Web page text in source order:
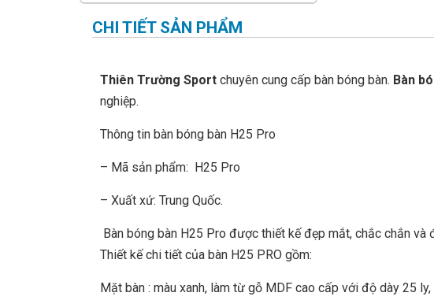
CHI TIẾT SẢN PHẨM
Thiên Trường Sport chuyên cung cấp bàn bóng bàn. Bàn
nghiệp.
Thông tin bàn bóng bàn H25 Pro
– Mã sản phẩm: H25 Pro
– Xuất xứ: Trung Quốc.
Bàn bóng bàn H25 Pro được thiết kế đẹp mắt, chắc chắn
Thiết kế chi tiết của bàn H25 PRO gồm:
Mặt bàn : màu xanh, làm từ gỗ MDF cao cấp với độ dày 25